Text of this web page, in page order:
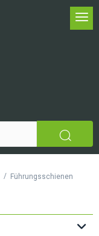
/ Führungsschienen